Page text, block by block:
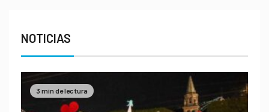
NOTICIAS
3 min de lectura